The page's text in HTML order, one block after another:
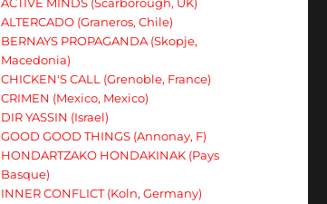
ALTERCADO (Graneros, Chile)
BERNAYS PROPAGANDA (Skopje,
Macedonia)
CHICKEN'S CALL (Grenoble, France)
CRIMEN (Mexico, Mexico)
DIR YASSIN (Israel)
GOOD GOOD THINGS (Annonay, F)
HONDARTZAKO HONDAKINAK (Pays
Basque)
INNER CONFLICT (Koln, Germany)